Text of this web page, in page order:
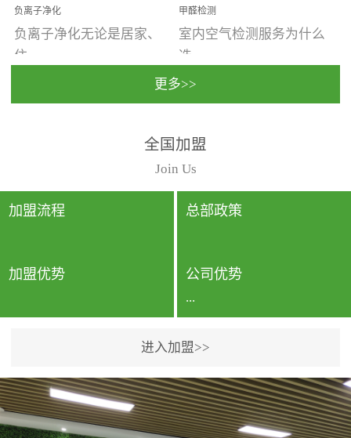
负离子净化
负离子净化无论是居家、
住...
动，人类长时间停留的室
内空间都有整体消毒的需
要。因为空间内人流携带
的、空气...
甲醛检测
室内空气检测服务为什么
选...
行国家规定的标准检测方
法，空气采样量准确，检
测结果可靠，远胜于其他
检测...
更多>>
全国加盟
Join Us
加盟流程 总部政策
加盟优势 公司优势
...
专利保护优势、双甲资质
企业（“室内环境净化治理
甲级施工资质”“室内环境
进入加盟>>